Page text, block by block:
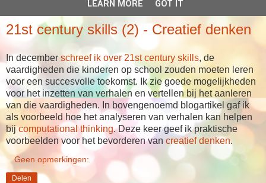
21st century skills (2) - Creatief denken
In december schreef ik over 21st century skills, de
vaardigheden die kinderen op school zouden moeten leren
voor een succesvolle toekomst. Ik zie goede mogelijkheden
voor het inzetten van verhalen en vertellen bij het aanleren
van die vaardigheden. In bovengenoemd blogartikel gaf ik
als voorbeeld hoe het analyseren van verhalen kan helpen
bijcomputational thinking. Deze keer geef ik praktische
voorbeelden voor het bevorderen van creatief denken.
Geen opmerkingen:
Delen
LEARN MORE GOT IT